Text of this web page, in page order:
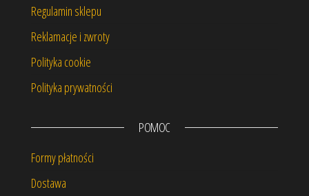
Regulamin sklepu
Reklamacje i zwroty
Polityka cookie
Polityka prywatności
POMOC
Formy płatności
Dostawa